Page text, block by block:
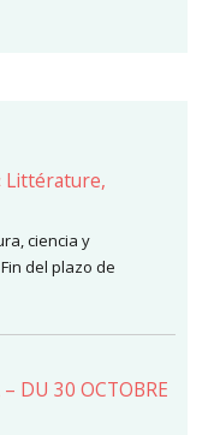
Littérature,
ciencia y
del plazo de
DU 30 OCTOBRE